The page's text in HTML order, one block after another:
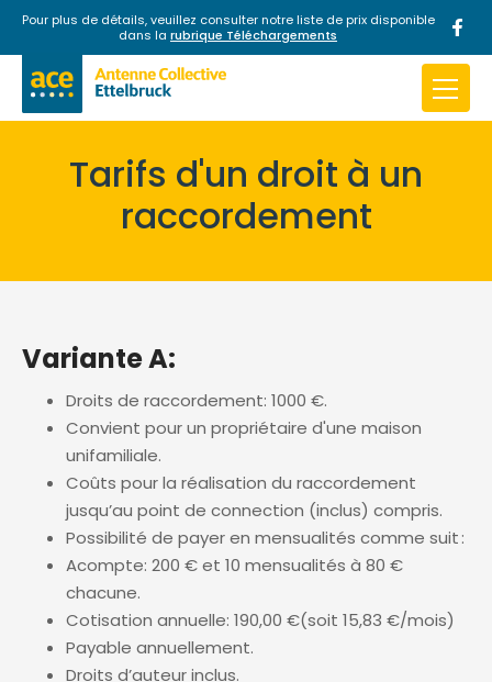
Pour plus de détails, veuillez consulter notre liste de prix disponible
dans la rubrique Téléchargements
Passer au contenu
Téléchargements
Contact
Tarifs d'un droit à un
raccordement
Variante A:
Droits de raccordement: 1000 €.
Convient pour un propriétaire d'une maison
unifamiliale.
Coûts pour la réalisation du raccordement
jusqu’au point de connection (inclus) compris.
Possibilité de payer en mensualités comme suit :
Acompte: 200 € et 10 mensualités à 80 €
chacune.
Cotisation annuelle: 190,00 €(soit 15,83 €/mois)
Payable annuellement.
Droits d’auteur inclus.